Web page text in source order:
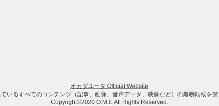
オカダユータ Official Website
いるすべてのコンテンツ（記事、画像、音声データ、映像など）の無断転載を
Copyright©2020 O.M.E All Rights Reserved.